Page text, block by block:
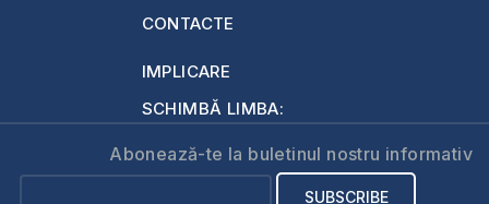
CONTACTE
IMPLICARE
SCHIMBĂ LIMBA:
Abonează-te la buletinul nostru informativ